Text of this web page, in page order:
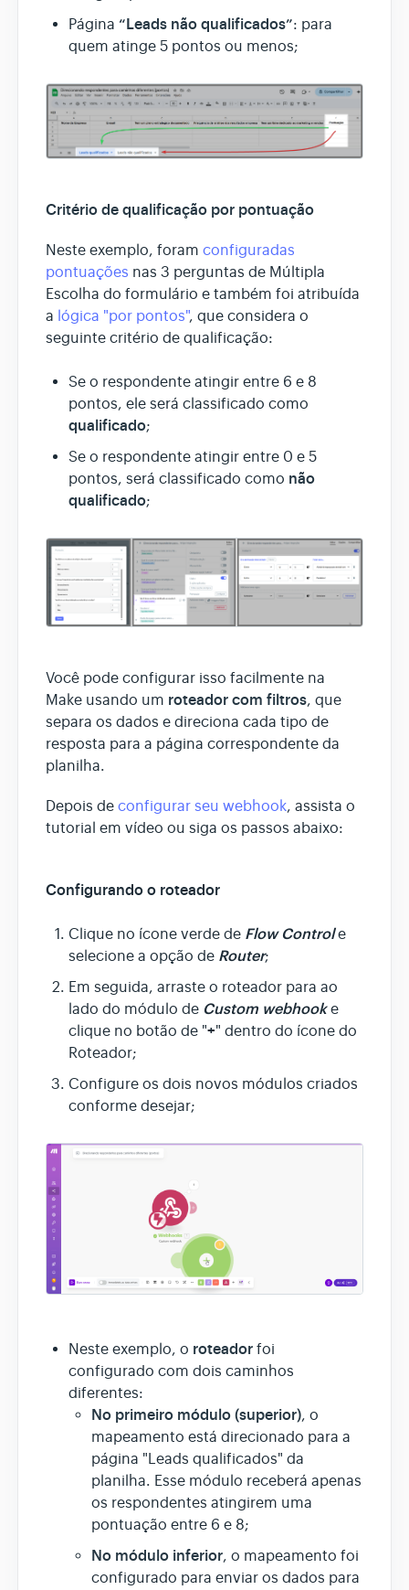
Página “Leads não qualificados”: para
quem atinge 5 pontos ou menos;
Critério de qualificação por pontuação
Neste exemplo, foram configuradas
pontuações nas 3 perguntas de Múltipla
Escolha do formulário e também foi atribuída
a lógica "por pontos", que considera o
seguinte critério de qualificação:
Se o respondente atingir entre 6 e 8
pontos, ele será classificado como
qualificado;
Se o respondente atingir entre 0 e 5
pontos, será classificado como não
qualificado;
Você pode configurar isso facilmente na
Make usando um roteador com filtros, que
separa os dados e direciona cada tipo de
resposta para a página correspondente da
planilha.
Depois de configurar seu webhook, assista o
tutorial em vídeo ou siga os passos abaixo:
Configurando o roteador
Clique no ícone verde de Flow Controle
selecione a opção de Router;
Em seguida, arraste o roteador para ao
lado do módulo de Custom webhooke
clique no botão de "+" dentro do ícone do
Roteador;
Configure os dois novos módulos criados
conforme desejar;
Neste exemplo, o roteador foi
configurado com dois caminhos
diferentes:
No primeiro módulo (superior), o
mapeamento está direcionado para a
página "Leads qualificados" da
planilha. Esse módulo receberá apenas
os respondentes atingirem uma
pontuação entre 6 e 8;
No módulo inferior, o mapeamento foi
configurado para enviar os dados para